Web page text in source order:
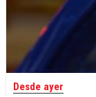
Desde ayer